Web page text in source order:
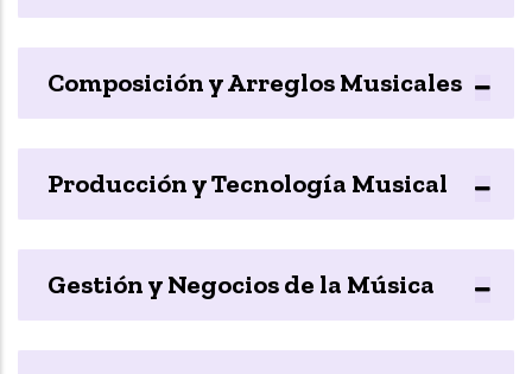
Composición y Arreglos Musicales
Producción y Tecnología Musical
Gestión y Negocios de la Música